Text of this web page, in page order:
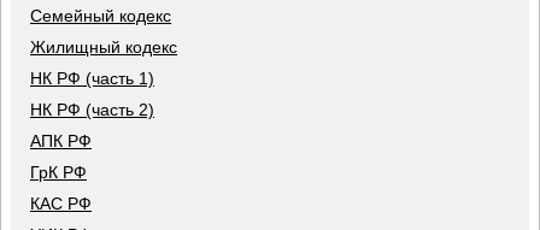
Семейный кодекс
Жилищный кодекс
НК РФ (часть 1)
НК РФ (часть 2)
АПК РФ
ГрК РФ
КАС РФ